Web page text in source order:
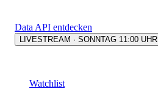
Data API entdecken
LIVESTREAM · SONNTAG 11:00 UHR
Watchlist